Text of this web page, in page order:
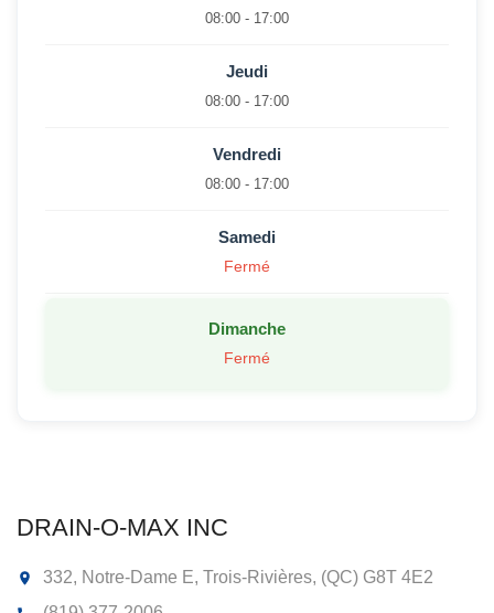
08:00 - 17:00
Jeudi
08:00 - 17:00
Vendredi
08:00 - 17:00
Samedi
Fermé
Dimanche
Fermé